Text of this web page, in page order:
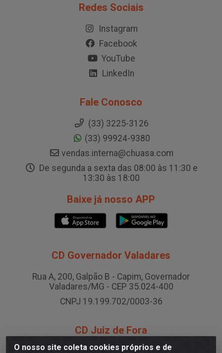
O nosso site coleta cookies próprios e de
Redes Sociais
Instagram
Facebook
YouTube
LinkedIn
Fale Conosco
(33) 3225-3126
(33) 99924-9380
vendas.interna@chuasa.com
De segunda a sexta das 08:00 às 11:30 e
13:30 às 18:00
Baixe já nosso APP
CD Governador Valadares
Rua A, 200, Galpão B - Capim, Governador
Valadares/MG - CEP 35.024-400
CNPJ 19.199.702/0003-36
CD Juiz de Fora